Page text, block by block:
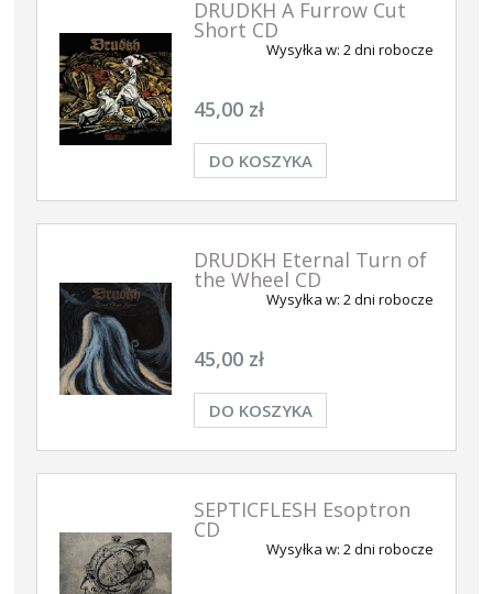
DRUDKH A Furrow Cut
Short CD
Wysyłka w: 2 dni robocze
45,00 zł
DO KOSZYKA
DRUDKH Eternal Turn of
the Wheel CD
Wysyłka w: 2 dni robocze
45,00 zł
DO KOSZYKA
SEPTICFLESH Esoptron
CD
Wysyłka w: 2 dni robocze